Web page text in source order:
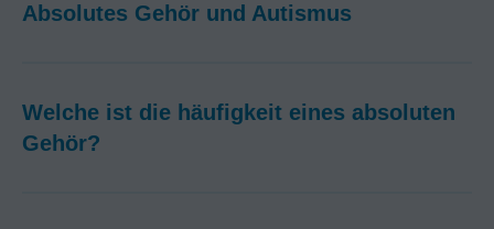
Absolutes Gehör und Autismus
Welche ist die häufigkeit eines absoluten
Gehör?